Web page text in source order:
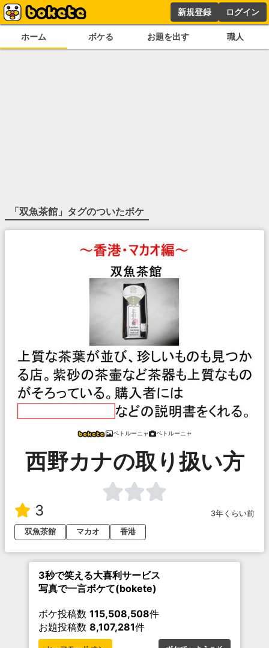
新規登録 ログイン
ホーム ボケる お題を出す 職人
「双魚茶館 」タグのついたボケ
ペトルーニャ ペトルーニャ
西野カナの取り扱い方
3
3年くらい前
双魚茶館
マカオ 香港
3秒で笑える大喜利サービス
写真で一言ボケて(bokete)
ボケ投稿数 115,508,508件
お題投稿数 8,107,281件